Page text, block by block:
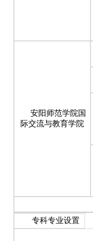
安阳师范学院国
际交流与教育学院
专科专业设置